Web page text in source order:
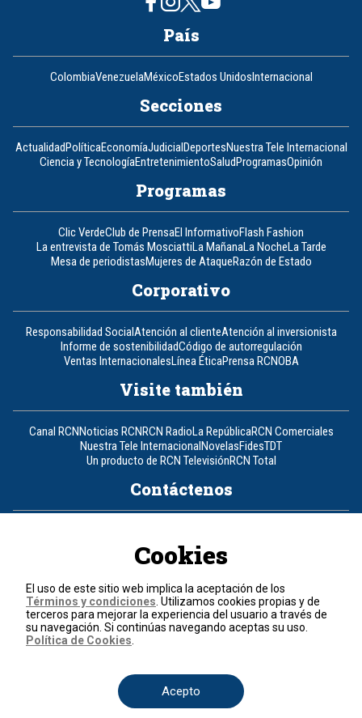
País
ColombiaVenezuelaMéxicoEstados UnidosInternacional
Secciones
ActualidadPolíticaEconomíaJudicialDeportesNuestra Tele Internacional
Ciencia y TecnologíaEntretenimientoSaludProgramasOpinión
Programas
Clic VerdeClub de PrensaEl InformativoFlash Fashion
La entrevista de Tomás MosciattiLa MañanaLa NocheLa Tarde
Mesa de periodistasMujeres de AtaqueRazón de Estado
Corporativo
Responsabilidad SocialAtención al clienteAtención al inversionista
Informe de sostenibilidadCódigo de autorregulación
Ventas InternacionalesLínea ÉticaPrensa RCNOBA
Visite también
Canal RCNNoticias RCNRCN RadioLa RepúblicaRCN Comerciales
Nuestra Tele InternacionalNovelasFidesTDT
Un producto de RCN TelevisiónRCN Total
Contáctenos
Política de cookies
Términos y condiciones
© 2026, RCN Medios.
Todos los derechos reservados.
Cookies
El uso de este sitio web implica la aceptación de los
Términos y condiciones . Utilizamos cookies propias y de
terceros para mejorar la experiencia del usuario a través de
su navegación. Si continúas navegando aceptas su uso.
Política de Cookies
Acepto